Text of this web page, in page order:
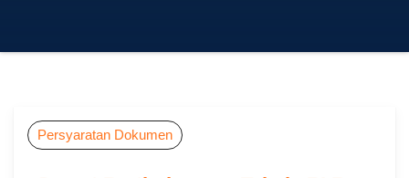
Persyaratan Dokumen